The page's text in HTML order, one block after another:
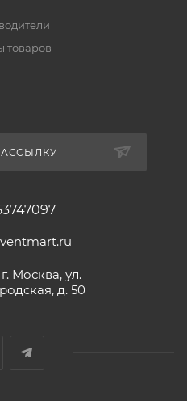
товаров
Москва, ул.
д. 50